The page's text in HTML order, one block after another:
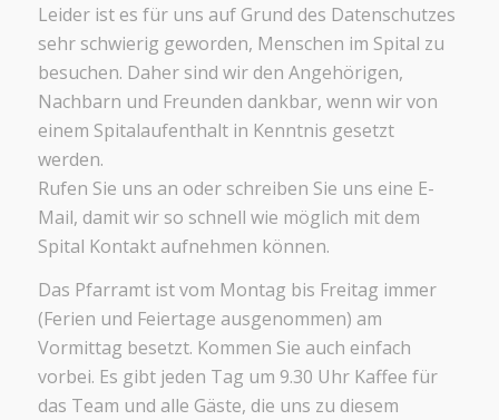
Leider ist es für uns auf Grund des Datenschutzes
sehr schwierig geworden, Menschen im Spital zu
besuchen. Daher sind wir den Angehörigen,
Nachbarn und Freunden dankbar, wenn wir von
einem Spitalaufenthalt in Kenntnis gesetzt
werden.
Rufen Sie uns an oder schreiben Sie uns eine E-
Mail, damit wir so schnell wie möglich mit dem
Spital Kontakt aufnehmen können.
Das Pfarramt ist vom Montag bis Freitag immer
(Ferien und Feiertage ausgenommen) am
Vormittag besetzt. Kommen Sie auch einfach
vorbei. Es gibt jeden Tag um 9.30 Uhr Kaffee für
das Team und alle Gäste, die uns zu diesem